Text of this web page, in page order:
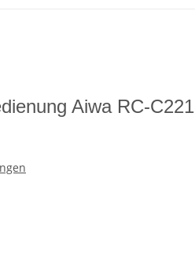
Aiwa RC-C221